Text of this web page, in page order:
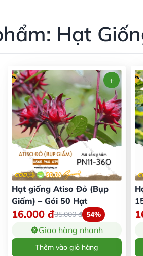
Hạt
Hạt giống Atiso Đỏ (Bụp
Giấm) – Gói 50 Hạt
16.000 đ35.000đ 54%
Giao hàng nhanh
Thêm vào giỏ hàng